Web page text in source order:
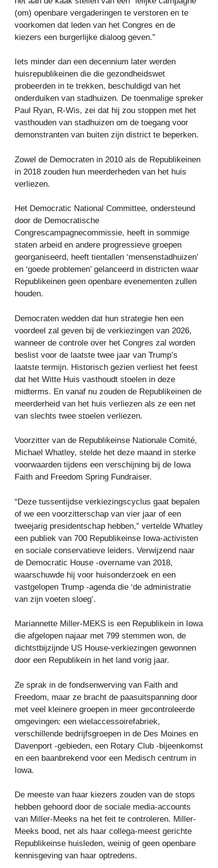
(om) openbare vergaderingen te verstoren en te
voorkomen dat leden van het Congres en de
kiezers een burgerlijke dialoog geven.”
Iets minder dan een decennium later werden
huisrepublikeinen die die gezondheidswet
probeerden in te trekken, beschuldigd van het
onderduiken van stadhuizen. De toenmalige spreker
Paul Ryan, R-Wis, zei dat hij zou stoppen met het
vasthouden van stadhuizen om de toegang voor
demonstranten van buiten zijn district te beperken.
Zowel de Democraten in 2010 als de Republikeinen
in 2018 zouden hun meerderheden van het huis
verliezen.
Het Democratic National Committee, ondersteund
door de Democratische
Congrescampagnecommissie, heeft in sommige
staten arbeid en andere progressieve groepen
georganiseerd, heeft tientallen ‘mensenstadhuizen’
en ‘goede problemen’ gelanceerd in districten waar
Republikeinen geen openbare evenementen zullen
houden.
Democraten wedden dat hun strategie hen een
voordeel zal geven bij de verkiezingen van 2026,
wanneer de controle over het Congres zal worden
beslist voor de laatste twee jaar van Trump’s
laatste termijn. Historisch gezien verliest het feest
dat het Witte Huis vasthoudt stoelen in deze
midterms. En vanaf nu zouden de Republikeinen de
meerderheid van het huis verliezen als ze een net
van slechts twee stoelen verliezen.
Voorzitter van de Republikeinse Nationale Comité,
Michael Whatley, stelde het deze maand in sterke
voorwaarden tijdens een verschijning bij de Iowa
Faith and Freedom Spring Fundraiser.
“Deze tussentijdse verkiezingscyclus gaat bepalen
of we een voorzitterschap van vier jaar of een
tweejarig presidentschap hebben,” vertelde Whatley
een publiek van 700 Republikeinse Iowa-activisten
en sociale conservatieve leiders. Verwijzend naar
de Democratic House -overname van 2018,
waarschuwde hij voor huisonderzoek en een
vastgelopen Trump -agenda die ‘de administratie
van zijn voeten sloeg’.
Mariannette Miller-MEKS is een Republikein in Iowa
die afgelopen najaar met 799 stemmen won, de
dichtstbijzijnde US House-verkiezingen gewonnen
door een Republikein in het land vorig jaar.
Ze sprak in de fondsenwerving van Faith and
Freedom, maar ze bracht de paasuitspanning door
met veel kleinere groepen in meer gecontroleerde
omgevingen: een wielaccessoirefabriek,
verschillende bedrijfsgroepen in de Des Moines en
Davenport -gebieden, een Rotary Club -bijeenkomst
en een baanbrekend voor een Medisch centrum in
Iowa.
De meeste van haar kiezers zouden van de stops
hebben gehoord door de sociale media-accounts
van Miller-Meeks na het feit te controleren. Miller-
Meeks bood, net als haar collega-meest gerichte
Republikeinse huisleden, weinig of geen openbare
kennisgeving van haar optredens.